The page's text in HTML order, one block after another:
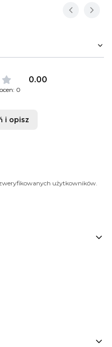
0.00
0
i opisz
użytkowników.